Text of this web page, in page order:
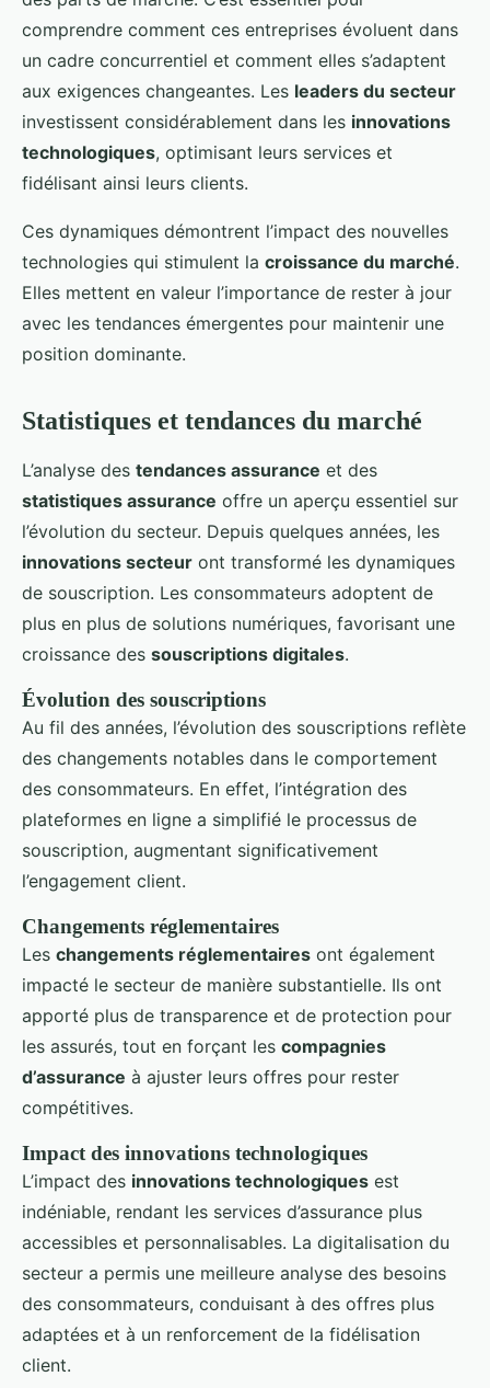
comprendre comment ces entreprises évoluent dans
un cadre concurrentiel et comment elles s’adaptent
aux exigences changeantes. Les leaders du secteur
investissent considérablement dans les innovations
technologiques, optimisant leurs services et
fidélisant ainsi leurs clients.
Ces dynamiques démontrent l’impact des nouvelles
technologies qui stimulent la croissance du marché.
Elles mettent en valeur l’importance de rester à jour
avec les tendances émergentes pour maintenir une
position dominante.
Statistiques et tendances du marché
L’analyse des tendances assurance et des
statistiques assurance offre un aperçu essentiel sur
l’évolution du secteur. Depuis quelques années, les
innovations secteur ont transformé les dynamiques
de souscription. Les consommateurs adoptent de
plus en plus de solutions numériques, favorisant une
croissance des souscriptions digitales.
Évolution des souscriptions
Au fil des années, l’évolution des souscriptions reflète
des changements notables dans le comportement
des consommateurs. En effet, l’intégration des
plateformes en ligne a simplifié le processus de
souscription, augmentant significativement
l’engagement client.
Changements réglementaires
Les changements réglementaires ont également
impacté le secteur de manière substantielle. Ils ont
apporté plus de transparence et de protection pour
les assurés, tout en forçant les compagnies
d’assurance à ajuster leurs offres pour rester
compétitives.
Impact des innovations technologiques
L’impact des innovations technologiques est
indéniable, rendant les services d’assurance plus
accessibles et personnalisables. La digitalisation du
secteur a permis une meilleure analyse des besoins
des consommateurs, conduisant à des offres plus
adaptées et à un renforcement de la fidélisation
client.